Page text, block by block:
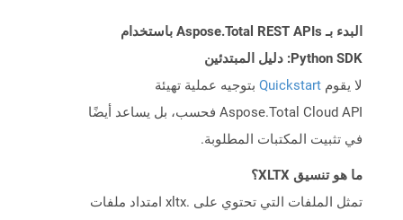
البدء بـ Aspose.Total REST APIs باستخدام
Python SDK: دليل المبتدئين
لا يقوم Quickstart بتوجيه عملية تهيئة
Aspose.Total Cloud API فحسب، بل يساعد أيضًا
في تثبيت المكتبات المطلوبة.
ما هو تنسيق XLTX؟
تمثل الملفات التي تحتوي على .xltx امتداد ملفات